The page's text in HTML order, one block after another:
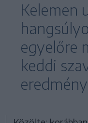
Kelemen
egyelőre
keddi